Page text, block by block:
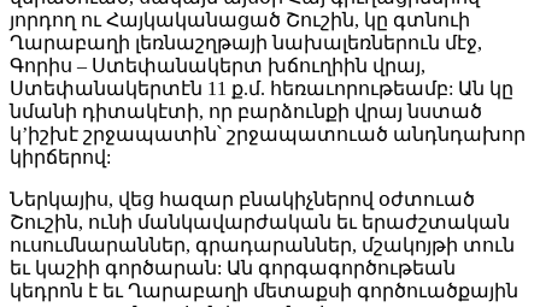
յորդող ու Հայկականացած Շուշին, կը գտնուի
Ղարաբաղի լեռնաշղթայի նախալեռներուն մէջ,
Գորիս – Ստեփանակերտ խճուղիին վրայ,
Ստեփանակերտէն 11 ք.մ. հեռաւորութեամբ: Ան կը
նմանի դիտակէտի, որ բարձունքի վրայ նստած
կ’իշխէ շրջապատին՝ շրջապատուած անդնդախոր
կիրճերով:
Ներկայիս, վեց հազար բնակիչներով օժտուած
Շուշին, ունի մանկավարժական եւ երաժշտական
ուսումնարաններ, գրադարաններ, մշակոյթի տուն
եւ կաշիի գործարան: Ան գորգագործութեան
կեդրոն է եւ Ղարաբաղի մետաքսի գործուածքային